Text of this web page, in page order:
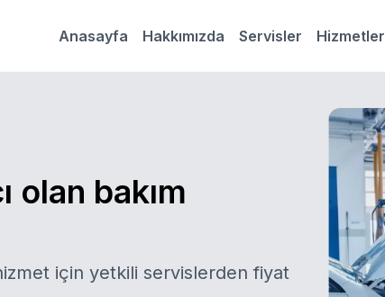
Anasayfa Hakkımızda Servisler Hizmetler
olan bakım
için yetkili servislerden fiyat